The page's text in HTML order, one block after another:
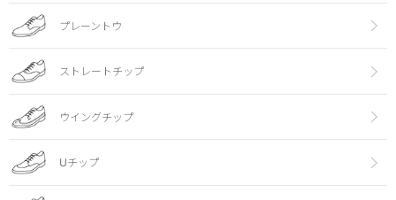
プレーントウ
ストレートチップ
ウイングチップ
Uチップ